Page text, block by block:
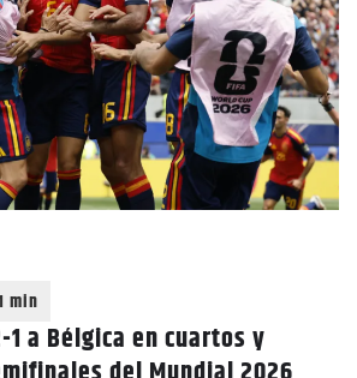
1 a Bélgica en cuartos y